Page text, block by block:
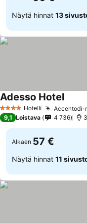
Näytä hinnat 13
4 Tähtiluokitus
Hotelli Accentodì-
Adesso Hotel
9,1 Loistava 4 736
Alkaen 57 €
Näytä hinnat 11